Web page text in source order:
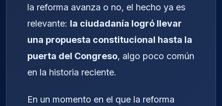
la reforma avanza o no, el hecho ya es
relevante: la ciudadanía logró llevar
una propuesta constitucional hasta la
puerta del Congreso, algo poco común
en la historia reciente.
En un momento en el que la reforma